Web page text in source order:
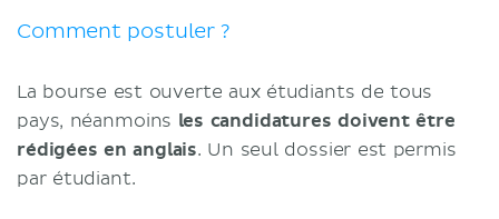
Comment postuler ?
La bourse est ouverte aux étudiants de tous
pays, néanmoins les candidatures doivent être
rédigées en anglais. Un seul dossier est permis
par étudiant.